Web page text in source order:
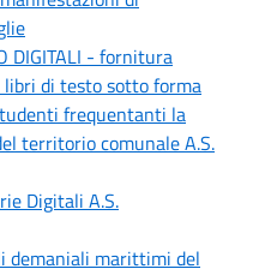
DIGITALI - fornitura
di testo sotto forma
frequentanti la
territorio comunale A.S.
Digitali A.S.
demaniali marittimi del